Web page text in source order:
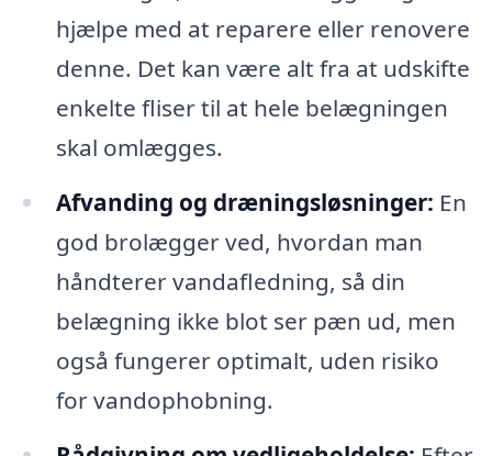
hjælpe med at reparere eller renovere
denne. Det kan være alt fra at udskifte
enkelte fliser til at hele belægningen
skal omlægges.
Afvanding og dræningsløsninger: En
god brolægger ved, hvordan man
håndterer vandafledning, så din
belægning ikke blot ser pæn ud, men
også fungerer optimalt, uden risiko
for vandophobning.